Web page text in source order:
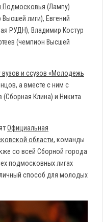
Подмосковья (Лампу)
лиги), Евгений
РУДН), Владимир Костур
(чемпион Высшей
вузов и ссузов «Молодежь
а вместе с ним с
Клина) и Никита
Официальная
области, команды
со всей Сборной города
подмосковных лигах
способ для молодых